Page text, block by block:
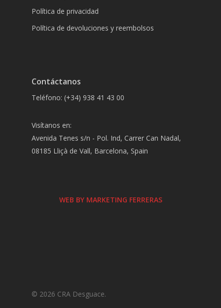
Política de privacidad
Política de devoluciones y reembolsos
Contáctanos
Teléfono: (+34) 938 41 43 00
Visítanos en:
Avenida Tenes s/n - Pol. Ind, Carrer Can Nadal,
08185 Lliçà de Vall, Barcelona, Spain
WEB BY MARKETING FERRERAS
© 2026 CRA Desguace.